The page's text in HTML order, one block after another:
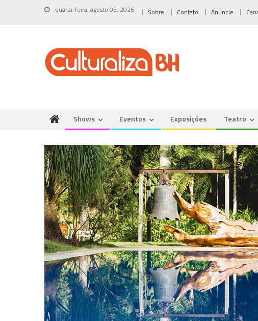
quarta-feira, agosto 05, 2026 Sobre Contato Anuncie
Shows Eventos Exposições Teatro